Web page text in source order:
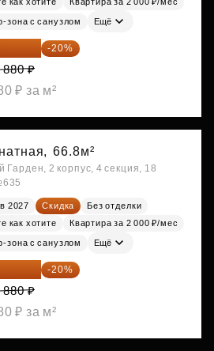
зона с санузлом Ещё
104 ₽ -20%
880 ₽
₽ за м²
66.8м²
Гарден, 2 корпус, 4 секция, 18
2027 Скидка
Без отделки
как хотите
Квартира за 2 000 ₽/мес
зона с санузлом Ещё
104 ₽ -20%
880 ₽
₽ за м²